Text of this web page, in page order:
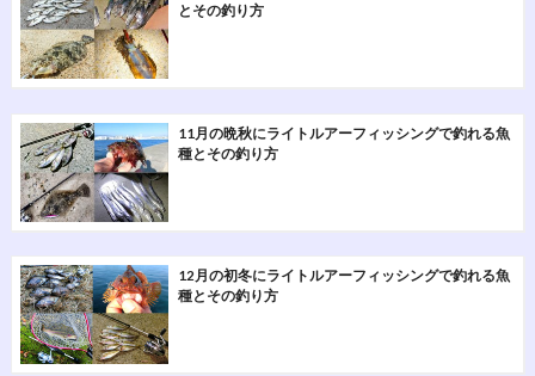
とその釣り方
11月の晩秋にライトルアーフィッシングで釣れる魚
種とその釣り方
12月の初冬にライトルアーフィッシングで釣れる魚
種とその釣り方